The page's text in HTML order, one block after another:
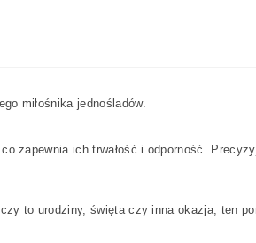
miłośnika jednośladów.
zapewnia ich trwałość i odporność.
to urodziny, święta czy inna okazja, ten